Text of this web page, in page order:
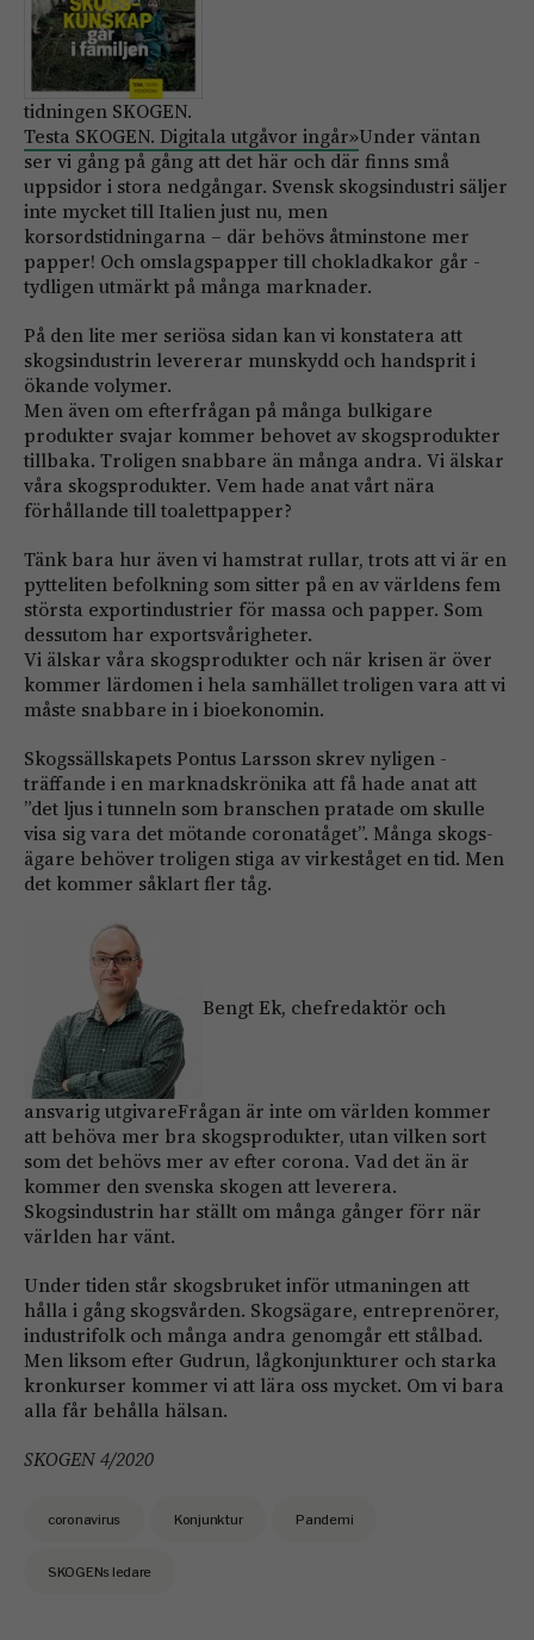
tidningen SKOGEN.
Testa SKOGEN. Digitala utgåvor ingår»Under väntan
ser vi gång på gång att det här och där finns små
uppsidor i stora nedgångar. Svensk skogs­industri säljer
inte mycket till Italien just nu, men
korsordstidningarna – där behövs åtminstone mer
papper! Och omslagspapper till chokladkakor går ­
tydligen utmärkt på många marknader.
På den lite mer seriösa sidan kan vi konstatera att
skogsindustrin levererar munskydd och handsprit i
ökande volymer.
Men även om efterfrågan på många bulkigare
produkter svajar kommer behovet av skogsprodukter
tillbaka. Troligen snabbare än många andra. Vi älskar
våra skogsprodukter. Vem hade anat vårt nära
förhållande till toalettpapper?
Tänk bara hur även vi hamstrat rullar, trots att vi är en
pytteliten befolkning som sitter på en av världens fem
största exportindustrier för massa och papper. Som
dessutom har export­svårigheter.
Vi älskar våra skogsprodukter och när krisen är över
kommer lärdomen i hela samhället troligen vara att vi
måste snabbare in i bioekonomin.
Skogssällskapets Pontus Larsson skrev nyligen ­
träffande i en marknadskrönika att få hade anat att
”det ljus i tunneln som branschen pratade om skulle
visa sig vara det mötande coronatåget”. Många skogs­
ägare behöver troligen stiga av virkeståget en tid. Men
det kommer såklart fler tåg.
Bengt Ek, chefredaktör och
ansvarig utgivareFrågan är inte om världen kommer
att behöva mer bra skogsprodukter, utan vilken sort
som det behövs mer av efter corona. Vad det än är
kommer den svenska skogen att leverera.
Skogsindustrin har ställt om många gånger förr när
världen har vänt.
Under tiden står skogsbruket inför utmaningen att
hålla i gång skogsvården. Skogsägare, entreprenörer,
industrifolk och många andra genomgår ett stålbad.
Men­­ liksom efter Gudrun, lågkonjunkturer och starka
kronkurser kommer vi att lära oss mycket. Om vi bara
alla får behålla hälsan.
SKOGEN 4/2020
coronavirus Konjunktur Pandemi
SKOGENs ledare